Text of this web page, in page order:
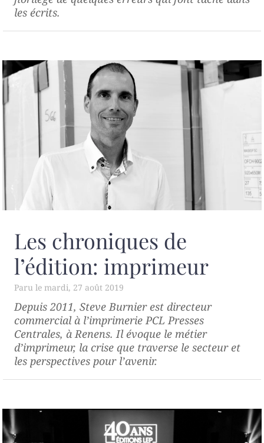
les écrits.
Les chroniques de
l’édition: imprimeur
mardi, 27 août 2019
Depuis 2011, Steve Burnier est directeur
commercial à l’imprimerie PCL Presses
Centrales, à Renens. Il évoque le métier
d’imprimeur, la crise que traverse le secteur et
les perspectives pour l’avenir.